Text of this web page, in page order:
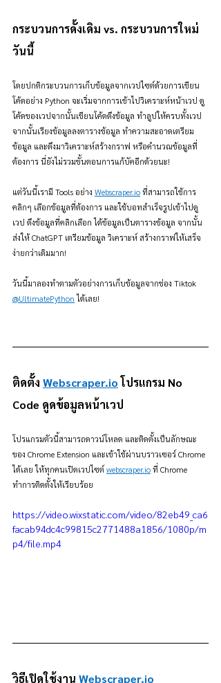
กระบวนการดั้งเดิม vs. กระบวนการใหม่
วันนี้
โดยปกติกระบวนการเก็บข้อมูลจากเวปไซต์ด้วยการเขียน
โค้ดอย่าง Python จะเริ่มจากการเข้าไปวิเคราะห์หน้าเวป ดู
โค้ดของเวปจากนั้นเขียนโค้ดดึงข้อมูล ทำลูปให้ครบทั้งเวป
จากนั้นเรียงข้อมูลลงตารางข้อมูล ทำความสะอาดเตรียม
ข้อมูล และดึงมาวิเคราะห์สร้างกราฟ หรือคำนวณข้อมูลที่
ต้องการ นี่ยังไม่รวมขั้นตอนการแก้บัคอีกด้วยนะ!
แต่วันนี้เรามี Tools อย่าง Webscraper.io ที่สามารถใช้การ
คลิกๆ เลือกข้อมูลที่ต้องการ และใช้บอทสำเร็จรูปเข้าไปดู
เวป ดึงข้อมูลที่คลิกเลือก ได้ข้อมูลเป็นตารางข้อมูล จากนั้น
ส่งให้ ChatGPT เตรียมข้อมูล วิเคราะห์ สร้างกราฟให้เสร็จ
ง่ายกว่าเดิมมาก!
วันนี้มาลองทำตามตัวอย่างการเก็บข้อมูลจากช่อง Tiktok
@UltimatePython ได้เลย!
ติดตั้ง Webscraper.io โปรแกรม No
Code ดูดข้อมูลหน้าเวป
โปรแกรมตัวนี้สามารถดาวน์โหลด และติดตั้งเป็นลักษณะ
ของ Chrome Extension และเข้าใช้ผ่านบราวเซอร์ Chrome
ได้เลย ให้ทุกคนเปิดเวปไซต์ webscraper.io ที่ Chrome
ทำการติดตั้งให้เรียบร้อย
https://video.wixstatic.com/video/82eb49_ca6
facab94dc4c99815c2771488a1856/1080p/m
p4/file.mp4
วิธีเปิดใช้งาน Webscraper.io